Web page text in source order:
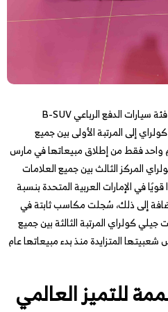
حققت جيلي كولراي نجاحًا باهرًا في فئة سيارات الدفع الرباعي B-SUV
إلى المرتبة الأولى بين جميع
واحد فقط من إطلاق مبيعاتها في مارس
المركز الثالث بين جميع العلامات
في الإمارات العربية المتحدة بنسبة
إلى ذلك، سُجلت مكاسب ثابتة في
جيلي كولراي المرتبة الثالثة بين جميع
شعبيتها المتزايدة منذ بدء مبيعاتها عام
للتميز العالمي